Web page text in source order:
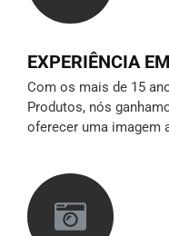
EXPERIÊNCIA
Com os mais de 15
Produtos, nós
oferecer uma imagem